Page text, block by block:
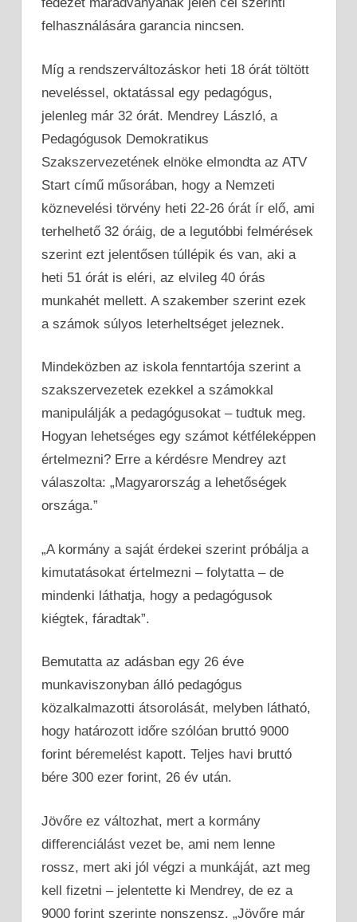
felhasználására garancia nincsen.
Míg a rendszerváltozáskor heti 18 órát töltött
neveléssel, oktatással egy pedagógus,
jelenleg már 32 órát. Mendrey László, a
Pedagógusok Demokratikus
Szakszervezetének elnöke elmondta az ATV
Start című műsorában, hogy a Nemzeti
köznevelési törvény heti 22-26 órát ír elő, ami
terhelhető 32 óráig, de a legutóbbi felmérések
szerint ezt jelentősen túllépik és van, aki a
heti 51 órát is eléri, az elvileg 40 órás
munkahét mellett. A szakember szerint ezek
a számok súlyos leterheltséget jeleznek.
Mindeközben az iskola fenntartója szerint a
szakszervezetek ezekkel a számokkal
manipulálják a pedagógusokat – tudtuk meg.
Hogyan lehetséges egy számot kétféleképpen
értelmezni? Erre a kérdésre Mendrey azt
válaszolta: „Magyarország a lehetőségek
országa.”
„A kormány a saját érdekei szerint próbálja a
kimutatásokat értelmezni – folytatta – de
mindenki láthatja, hogy a pedagógusok
kiégtek, fáradtak”.
Bemutatta az adásban egy 26 éve
munkaviszonyban álló pedagógus
közalkalmazotti átsorolását, melyben látható,
hogy határozott időre szólóan bruttó 9000
forint béremelést kapott. Teljes havi bruttó
bére 300 ezer forint, 26 év után.
Jövőre ez változhat, mert a kormány
differenciálást vezet be, ami nem lenne
rossz, mert aki jól végzi a munkáját, azt meg
kell fizetni – jelentette ki Mendrey, de ez a
9000 forint szerinte nonszensz. „Jövőre már